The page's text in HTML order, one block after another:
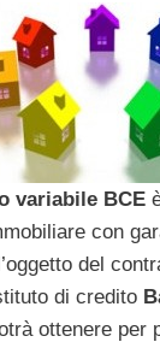
variabile BCE
con
del
di credito
ottenere per